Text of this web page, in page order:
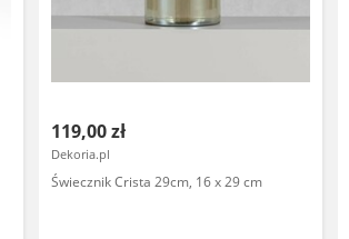
119,00 zł
Dekoria.pl
Świecznik Crista 29cm, 16 x 29 cm